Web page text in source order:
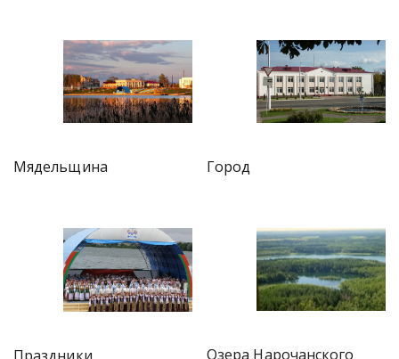
Мядельщина Город
Праздники
Озера Нарочанского